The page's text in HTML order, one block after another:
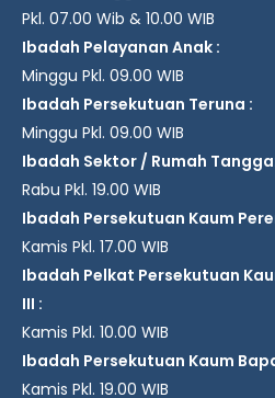
Pkl. 07.00 Wib & 10.00 WIB
Ibadah Pelayanan Anak :
Minggu Pkl. 09.00 WIB
Ibadah Persekutuan Teruna :
Minggu Pkl. 09.00 WIB
Ibadah Sektor / Rumah
Rabu Pkl. 19.00 WIB
Ibadah Persekutuan Kaum
Kamis Pkl. 17.00 WIB
Ibadah Pelkat Persekutuan
III :
Kamis Pkl. 10.00 WIB
Ibadah Persekutuan Kaum
Kamis Pkl. 19.00 WIB